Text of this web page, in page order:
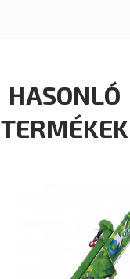
HASONLÓ
TERMÉKEK